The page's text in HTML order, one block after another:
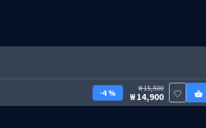
4 % 15,500
14,900